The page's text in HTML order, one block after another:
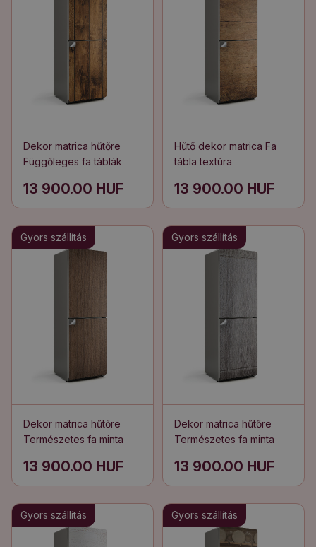
Dekor matrica hűtőre
Függőleges fa táblák
13 900.00 HUF
Hűtő dekor matrica Fa
tábla textúra
13 900.00 HUF
Gyors szállítás
Dekor matrica hűtőre
Természetes fa minta
13 900.00 HUF
Gyors szállítás
Dekor matrica hűtőre
Természetes fa minta
13 900.00 HUF
Gyors szállítás Gyors szállítás